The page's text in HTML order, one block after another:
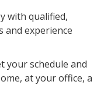
with qualified,
and experience
your schedule and
at your office, a